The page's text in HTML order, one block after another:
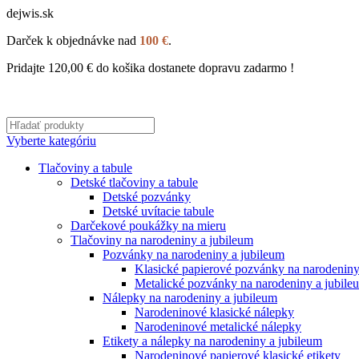
dejwis.sk
Darček k objednávke nad 100 €.
Pridajte 120,00 € do košika dostanete dopravu zadarmo !
Vyberte kategóriu
Tlačoviny a tabule
Detské tlačoviny a tabule
Detské pozvánky
Detské uvítacie tabule
Darčekové poukážky na mieru
Tlačoviny na narodeniny a jubileum
Pozvánky na narodeniny a jubileum
Klasické papierové pozvánky na
Metalické pozvánky na narodeniny a
Nálepky na narodeniny a jubileum
Narodeninové klasické nálepky
Narodeninové metalické nálepky
Etikety a nálepky na narodeniny a jubileum
Narodeninové papierové klasické etikety